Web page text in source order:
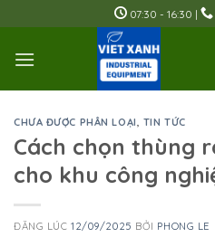
to
content
07:30 - 16:30 |
CHƯA ĐƯỢC PHÂN LOẠI, TIN TỨC
Cách chọn thùng
cho khu công
ĐĂNG LÚC12/09/2025 BỞI PHONG LE